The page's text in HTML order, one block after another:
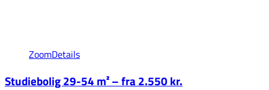
ZoomDetails
Studiebolig 29-54 m² – fra 2.550 kr.